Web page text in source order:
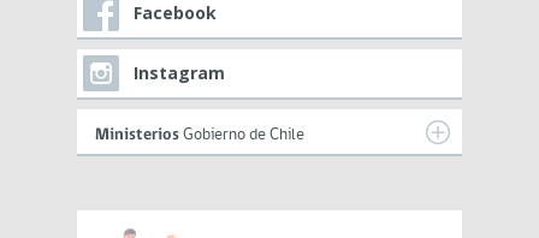
Facebook
Instagram
Ministerios Gobierno de Chile